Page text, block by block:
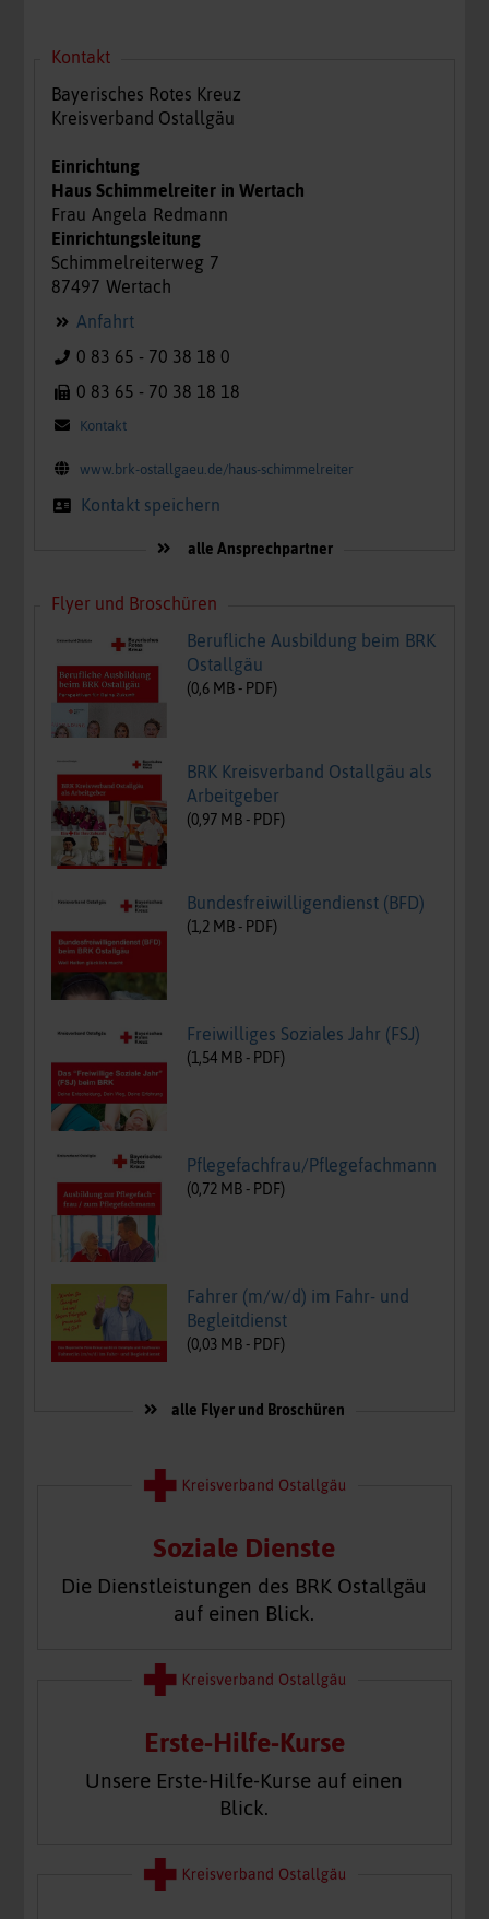
Kontakt
Bayerisches Rotes Kreuz
Kreisverband Ostallgäu
Einrichtung
Haus Schimmelreiter in Wertach
Frau Angela Redmann
Einrichtungsleitung
Schimmelreiterweg 7
87497 Wertach
Anfahrt
0 83 65 - 70 38 18 0
0 83 65 - 70 38 18 18
Kontakt
www.brk-ostallgaeu.de/haus-schimmelreiter
Kontakt speichern
alle Ansprechpartner
Flyer und Broschüren
Berufliche Ausbildung beim BRK
Ostallgäu
(0,6 MB - PDF)
BRK Kreisverband Ostallgäu als
Arbeitgeber
(0,97 MB - PDF)
Bundesfreiwilligendienst (BFD)
(1,2 MB - PDF)
Freiwilliges Soziales Jahr (FSJ)
(1,54 MB - PDF)
Pflegefachfrau/Pflegefachmann
(0,72 MB - PDF)
Fahrer (m/w/d) im Fahr- und
Begleitdienst
(0,03 MB - PDF)
alle Flyer und Broschüren
Soziale Dienste
Die Dienstleistungen des BRK Ostallgäu
auf einen Blick.
Erste-Hilfe-Kurse
Unsere Erste-Hilfe-Kurse auf einen
Blick.